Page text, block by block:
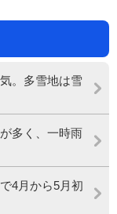
。多雪地は雪
多く、一時雨
4月から5月初